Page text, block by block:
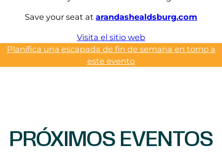
Save your seat at arandashealdsburg.com
Visita el sitio web
Planifica una escapada de fin de semana en torno a
este evento
PRÓXIMOS EVENTOS